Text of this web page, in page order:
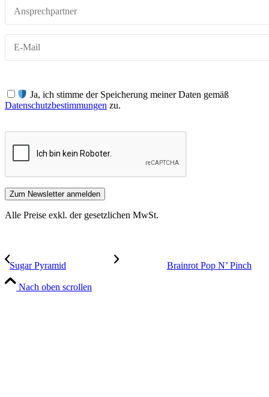
Ja, ich stimme der Speicherung meiner Daten gemäß
Datenschutzbestimmungen zu.
Alle Preise exkl. der gesetzlichen MwSt.
Sugar Pyramid Brainrot Pop N’ Pinch
Nach oben scrollen